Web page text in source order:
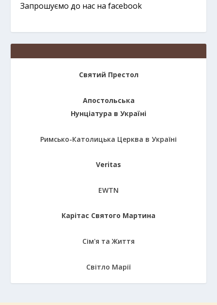
Запрошуємо до нас на facebook
Святий Престол
Апостольська
Нунціатура в Україні
Римсько-Католицька Церква в Україні
Veritas
EWTN
Карітас Святого Мартина
Сім'я та Життя
Світло Марії